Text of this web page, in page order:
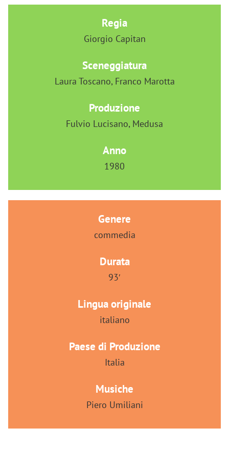
Regia
Giorgio Capitan
Sceneggiatura
Laura Toscano, Franco Marotta
Produzione
Fulvio Lucisano, Medusa
Anno
1980
Genere
commedia
Durata
93′
Lingua originale
italiano
Paese di Produzione
Italia
Musiche
Piero Umiliani